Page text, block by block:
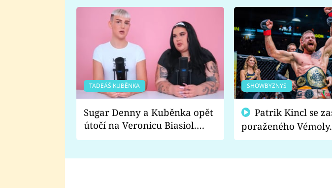
TADEÁŠ KUBĚNKA
Sugar Denny a Kuběnka opět
útočí na Veronicu Biasiol.
Proč je podle nich falešná a
SHOWBYZNYS
poraženého
fanoušci naštvali?